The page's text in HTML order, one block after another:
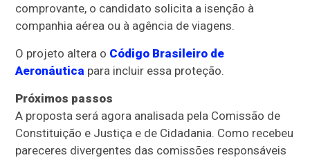
comprovante, o candidato solicita a isenção à
companhia aérea ou à agência de viagens.
O projeto altera o Código Brasileiro de
Aeronáutica para incluir essa proteção.
Próximos passos
A proposta será agora analisada pela Comissão de
Constituição e Justiça e de Cidadania. Como recebeu
pareceres divergentes das comissões responsáveis